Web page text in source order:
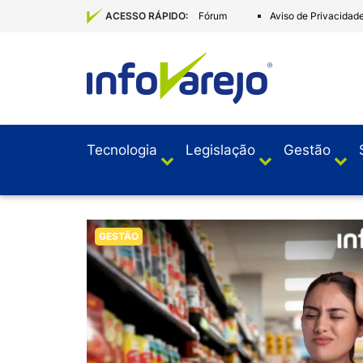
ACESSO RÁPIDO: Fórum Aviso de
Tecnologia Legislação Gestão
GESTÃO